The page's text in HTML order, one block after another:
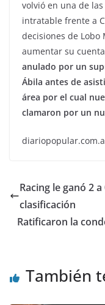
volvió en una de
intratable frente a
decisiones de
aumentar su
anulado por un
Ábila antes de
área por el cual
clamaron por un
Racing le ganó 2
clasificación
Ratificaron la
También